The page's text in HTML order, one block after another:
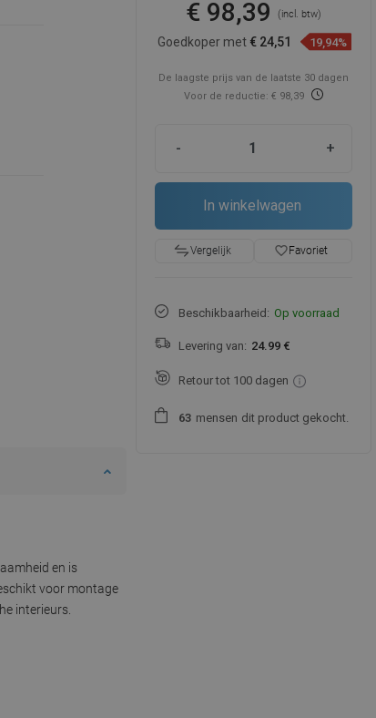
en is
voor montage
interieurs.
€ 98,39(incl. btw)
Goedkoper met € 24,51 19,94%
De laagste prijs van de laatste 30 dagen
Voor de reductie: € 98,39
- +
In winkelwagen
Vergelijk favorite_borderFavoriet
Beschikbaarheid: Op voorraad
Levering van: 24.99 €
Retour tot 100 dagen
63 mensen dit product gekocht.